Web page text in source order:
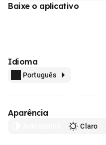
Baixe o aplicativo
Idioma
Português
Aparência
Claro